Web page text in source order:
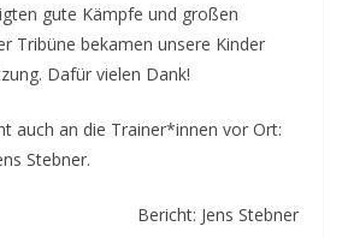
gute Kämpfe und großen
Tribüne bekamen unsere Kinder
Dafür vielen Dank!
auch an die Trainer*innen vor Ort:
Stebner.
Bericht: Jens Stebner